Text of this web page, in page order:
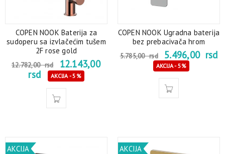
COPEN NOOK Baterija za
sudoperu sa izvlačećim tušem
2F rose gold
12.782,00rsd
12.143,00
rsd
AKCIJA - 5%
COPEN NOOK Ugradna baterija
bez prebacivača hrom
5.785,00rsd 5.496,00 rsd
AKCIJA - 5%
AKCIJA AKCIJA